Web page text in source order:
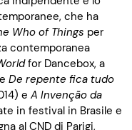
che ha
Who of Things per
contemporanea
for Dancebox, a
De repente fica tudo
e A Invenção da
in festival in Brasile e
al CND di Parigi,